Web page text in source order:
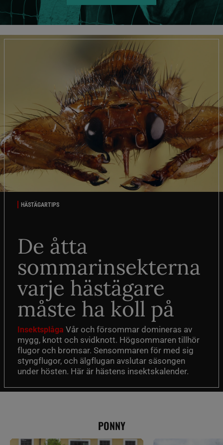
HÄSTÄGARTIPS
De åtta
sommarinsekterna
varje hästägare
måste ha koll på
Insektsplåga Vår och försommar domineras av
mygg, knott och svidknott. Högsommaren tillhör
flugor och bromsar. Sensommaren för med sig
styngflugor, och älgflugan avslutar säsongen
under hösten. Här är hästens insektskalender.
PONNY